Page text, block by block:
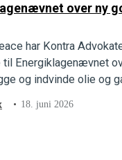
over ny
har Kontra
til Energiklagenævnet
og indvinde olie og
18. juni 2026